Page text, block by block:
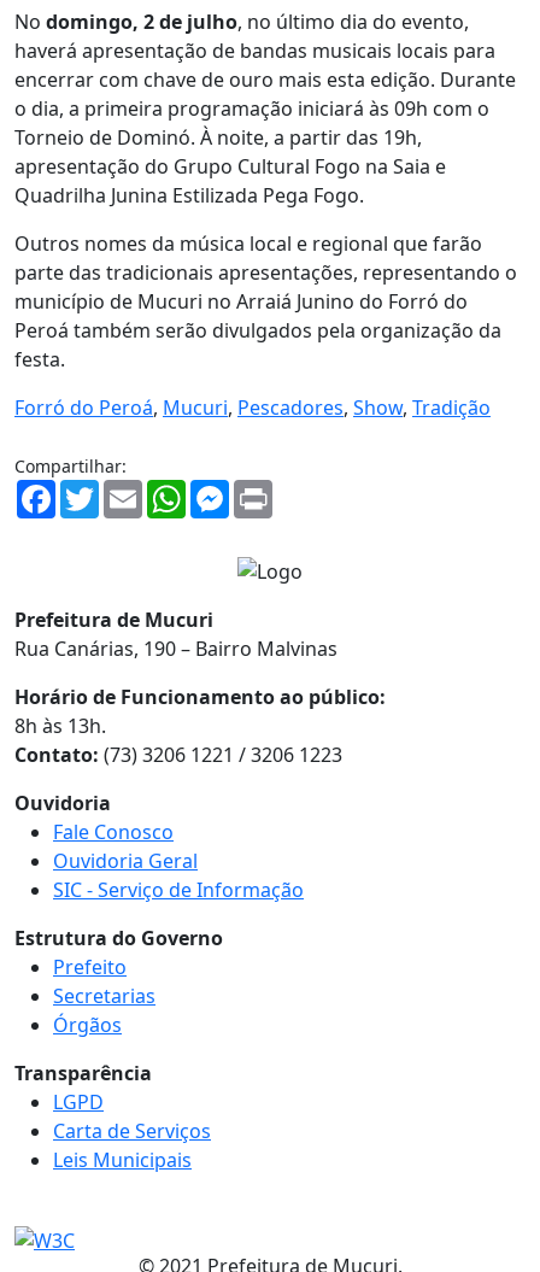
No domingo, 2 de julho, no último dia do evento,
haverá apresentação de bandas musicais locais para
encerrar com chave de ouro mais esta edição. Durante
o dia, a primeira programação iniciará às 09h com o
Torneio de Dominó. À noite, a partir das 19h,
apresentação do Grupo Cultural Fogo na Saia e
Quadrilha Junina Estilizada Pega Fogo.
Outros nomes da música local e regional que farão
parte das tradicionais apresentações, representando o
município de Mucuri no Arraiá Junino do Forró do
Peroá também serão divulgados pela organização da
festa.
Forró do Peroá, Mucuri, Pescadores, Show, Tradição
Compartilhar:
Facebook
TwitterEmailWhatsAppMessenger
Prefeitura de Mucuri
Rua Canárias, 190 – Bairro Malvinas
Horário de Funcionamento ao público:
8h às 13h.
Contato: (73) 3206 1221 / 3206 1223
Ouvidoria
Fale Conosco
Ouvidoria Geral
SIC - Serviço de Informação
Estrutura do Governo
Prefeito
Secretarias
Órgãos
Transparência
LGPD
Carta de Serviços
Leis Municipais
© 2021 Prefeitura de Mucuri.